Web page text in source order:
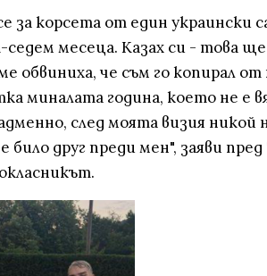
за корсета от един украински
месеца. Казах си - това
обвиниха, че съм го копирал от
миналата година, което не е
след моята визия никой
било друг преди мен", заяви пред